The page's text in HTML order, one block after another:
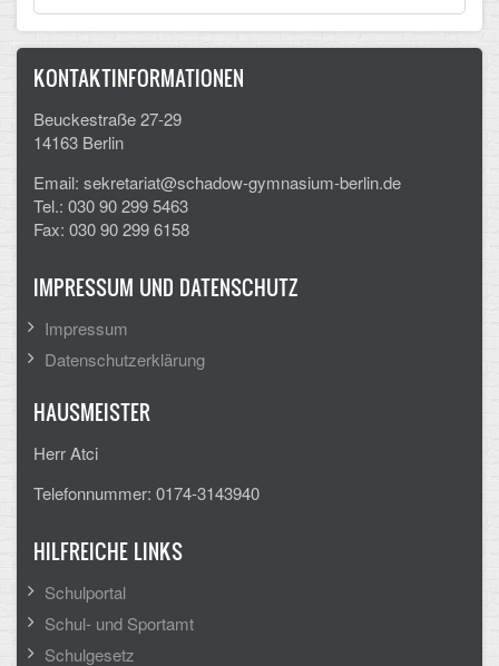
Umwahl 11. Kl.
TERMINE
CLOUD
Nextcloud (Eigene Dateien und Tauschordner)
KONTAKTINFORMATIONEN
Beuckestraße 27-29
14163 Berlin
Email: sekretariat@schadow-gymnasium-berlin.de
Tel.: 030 90 299 5463
Fax: 030 90 299 6158
IMPRESSUM UND DATENSCHUTZ
Impressum
Datenschutzerklärung
HAUSMEISTER
Herr Atci
Telefonnummer: 0174-3143940
HILFREICHE LINKS
Schulportal
Schul- und Sportamt
Schulgesetz